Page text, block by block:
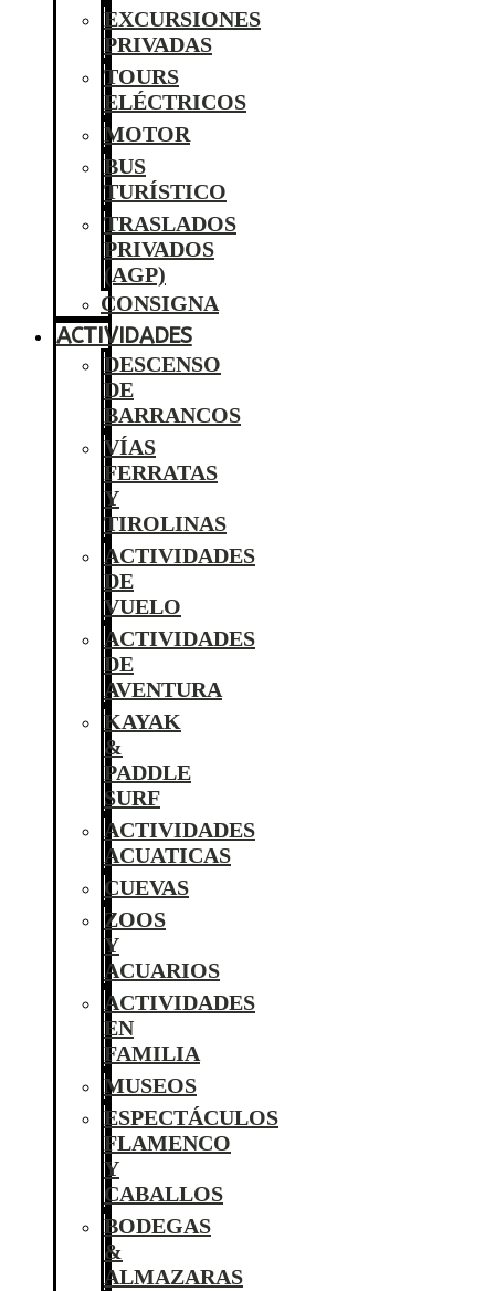
EXCURSIONES
PRIVADAS
TOURS
ELÉCTRICOS
MOTOR
BUS
TURÍSTICO
TRASLADOS
PRIVADOS
(AGP)
CONSIGNA
ACTIVIDADES
DESCENSO
DE
BARRANCOS
VÍAS
FERRATAS
Y
TIROLINAS
ACTIVIDADES
DE
VUELO
ACTIVIDADES
DE
AVENTURA
KAYAK
&
PADDLE
SURF
ACTIVIDADES
ACUATICAS
CUEVAS
ZOOS
Y
ACUARIOS
ACTIVIDADES
EN
FAMILIA
MUSEOS
ESPECTÁCULOS
FLAMENCO
Y
CABALLOS
BODEGAS
&
ALMAZARAS